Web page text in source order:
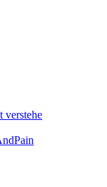
verstehe